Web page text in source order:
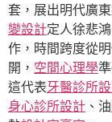
套，展出明代廣
變設計定人徐悲
作，時間跨度從
開， 空間心理學
這代表牙醫診所
身心診所設計 、油